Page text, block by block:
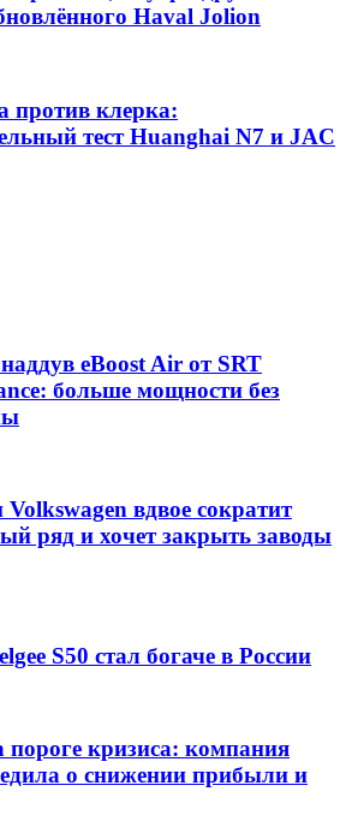
Haval Jolion
против клерка:
тест Huanghai N7 и JAC
eBoost Air от SRT
больше мощности без
вдвое сократит
ряд и хочет закрыть заводы
S50 стал богаче в России
пороге кризиса: компания
о снижении прибыли и